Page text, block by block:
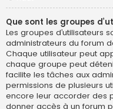
Que sont les groupes
Les groupes d’utilisateurs
administrateurs du forum
Chaque utilisateur peut
chaque groupe peut
facilite les tâches aux
permissions de plusieurs
encore leur accorder des
donner accès à un forum